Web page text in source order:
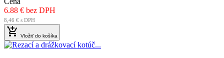
6.88 € bez DPH
8,46 € s DPH
 Vložiť do košíka